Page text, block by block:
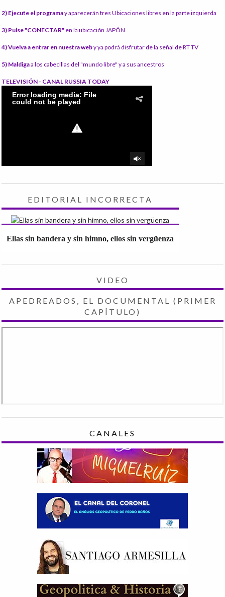
2) Ejecute el programay aparecerán tres Ubicaciones libres en la parte izquierda
3) Pulse "CONECTAR" en la ubicación JAPÓN
4) Vuelva a entrar en nuestra weby ya podrá disfrutar de la señal de RT TV
5) Maldigaa los cabecillas del "mundo libre" y a sus ancestros
TELEVISIÓN - CANAL RUSSIA TODAY
EDITORIAL INCORRECTA
Ellas sin bandera y sin himno, ellos sin vergüenza
VIDEO
APEDREADOS, EL DOCUMENTAL (PRIMER
CAPÍTULO)
CANALES